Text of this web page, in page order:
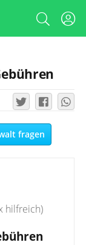
fragen
hilfreich)